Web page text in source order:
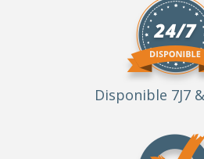
Disponible 7J7